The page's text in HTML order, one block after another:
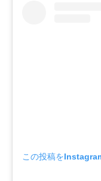
この投稿を